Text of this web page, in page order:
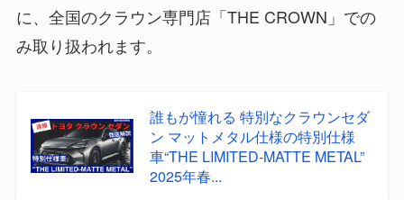
に、全国のクラウン専門店「THE CROWN」での
み取り扱われます。
誰もが憧れる 特別なクラウンセダ
ン マットメタル仕様の特別仕様
車“THE LIMITED-MATTE METAL”
2025年春...